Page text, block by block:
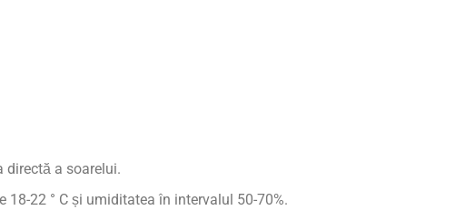
directă a soarelui.
22 ° C și umiditatea în intervalul 50-70%.